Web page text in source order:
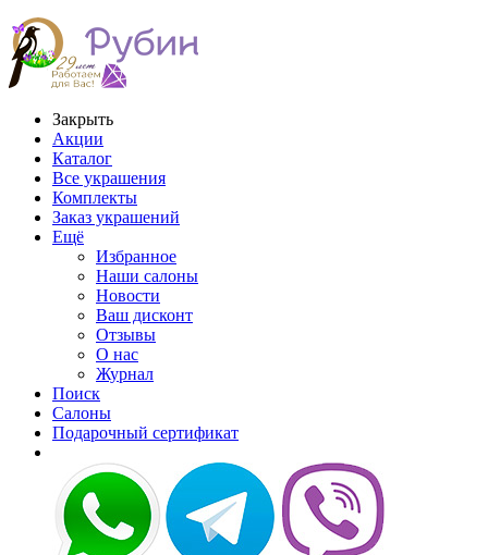
Закрыть
Акции
Каталог
Все украшения
Комплекты
Заказ украшений
Ещё
Избранное
Наши салоны
Новости
Ваш дисконт
Отзывы
О нас
Журнал
Поиск
Салоны
Подарочный сертификат